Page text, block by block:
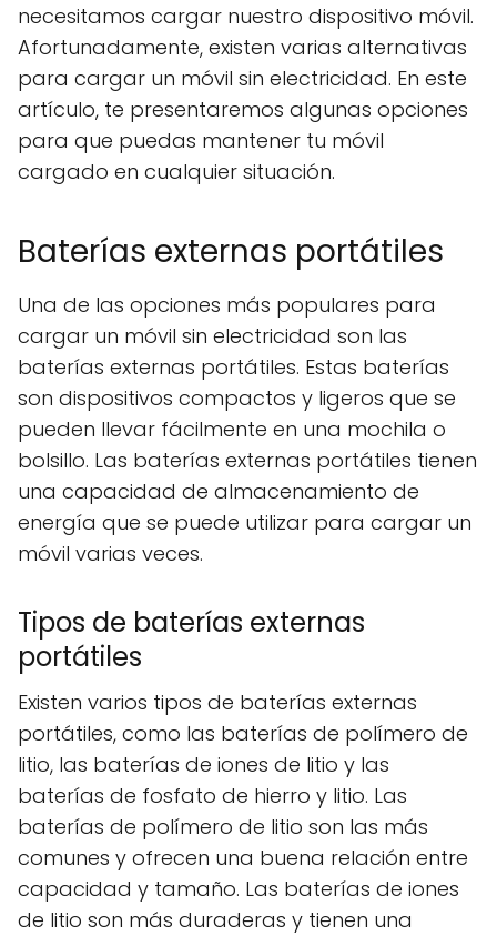
necesitamos cargar nuestro dispositivo móvil.
Afortunadamente, existen varias alternativas
para cargar un móvil sin electricidad. En este
artículo, te presentaremos algunas opciones
para que puedas mantener tu móvil
cargado en cualquier situación.
Baterías externas portátiles
Una de las opciones más populares para
cargar un móvil sin electricidad son las
baterías externas portátiles. Estas baterías
son dispositivos compactos y ligeros que se
pueden llevar fácilmente en una mochila o
bolsillo. Las baterías externas portátiles tienen
una capacidad de almacenamiento de
energía que se puede utilizar para cargar un
móvil varias veces.
Tipos de baterías externas
portátiles
Existen varios tipos de baterías externas
portátiles, como las baterías de polímero de
litio, las baterías de iones de litio y las
baterías de fosfato de hierro y litio. Las
baterías de polímero de litio son las más
comunes y ofrecen una buena relación entre
capacidad y tamaño. Las baterías de iones
de litio son más duraderas y tienen una